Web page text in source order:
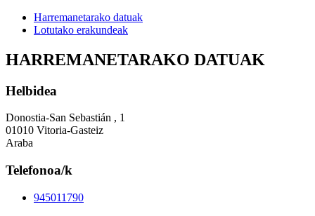
Harremanetarako datuak
Lotutako erakundeak
HARREMANETARAKO DATUAK
Helbidea
Donostia-San Sebastián , 1
01010 Vitoria-Gasteiz
Araba
Telefonoa/k
945011790